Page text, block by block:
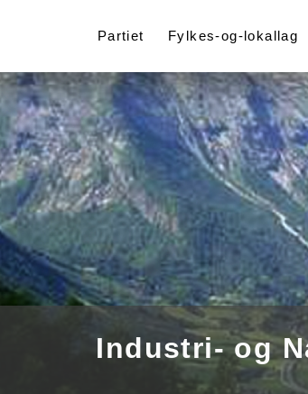
Partiet Fylkes-og-lokallag
Industri- og